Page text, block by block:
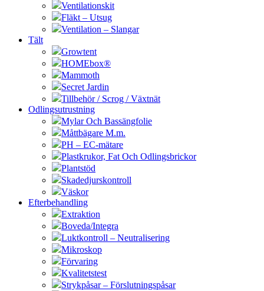
Ventilationskit
Fläkt – Utsug
Ventilation – Slangar
Tält
Growtent
HOMEbox®
Mammoth
Secret Jardin
Tillbehör / Scrog / Växtnät
Odlingsutrustning
Mylar Och Bassängfolie
Måttbägare M.m.
PH – EC-mätare
Plastkrukor, Fat Och Odlingsbrickor
Plantstöd
Skadedjurskontroll
Väskor
Efterbehandling
Extraktion
Boveda/Integra
Luktkontroll – Neutralisering
Mikroskop
Förvaring
Kvalitetstest
Strykpåsar – Förslutningspåsar